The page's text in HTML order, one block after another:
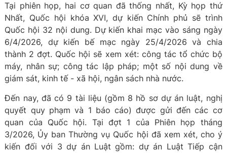
Tại phiên họp, hai cơ quan đã thống nhất, Kỳ họp thứ
Nhất, Quốc hội khóa XVI, dự kiến Chính phủ sẽ trình
Quốc hội 32 nội dung. Dự kiến khai mạc vào sáng ngày
6/4/2026, dự kiến bế mạc ngày 25/4/2026 và chia
thành 2 đợt. Quốc hội sẽ xem xét: công tác tổ chức bộ
máy, nhân sự; công tác lập pháp; một số nội dung về
giám sát, kinh tế - xã hội, ngân sách nhà nước.
Đến nay, đã có 9 tài liệu (gồm 8 hồ sơ dự án luật, nghị
quyết quy phạm và 1 báo cáo) được gửi đến các cơ
quan của Quốc hội. Tại đợt 1 của Phiên họp tháng
3/2026, Ủy ban Thường vụ Quốc hội đã xem xét, cho ý
kiến đối với 3 dự án Luật gồm: dự án Luật Tiếp cận